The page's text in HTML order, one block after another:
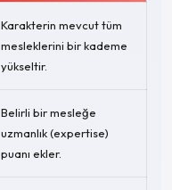
Karakterin mevcut tüm
mesleklerini bir kademe
yükseltir.
Belirli bir mesleğe
uzmanlık (expertise)
puanı ekler.